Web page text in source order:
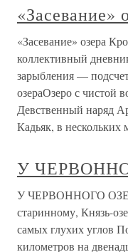
«Засевание»
«Засевание» озера
коллективный
зарыбления —
озераОзеро с чистой
Девственный наряд
Кадьяк, в нескольких
У
У ЧЕРВОННОГО
старинному, Князь-
самых глухих углов
километров на